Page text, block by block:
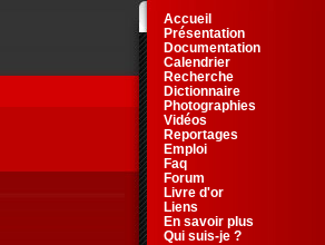
Accueil
Présentation
Documentation
Calendrier
Recherche
Dictionnaire
Photographies
Vidéos
Reportages
Emploi
Faq
Forum
Livre d'or
Liens
En savoir plus
Qui suis-je ?